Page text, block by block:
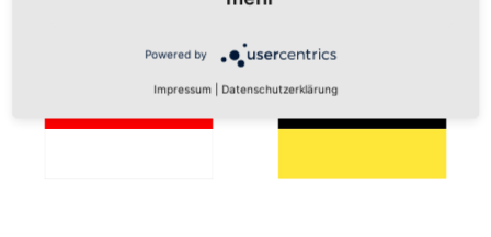
HINZUFÜGEN
HINZUFÜGEN
Powered by
Impressum Datenschutzerklärung